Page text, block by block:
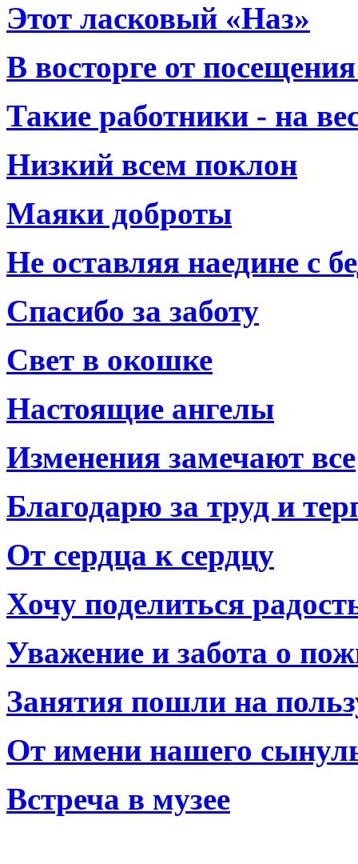
Этот ласковый «Наз»
В восторге от
Такие работники - на
Низкий всем поклон
Маяки доброты
Не оставляя наедине с
Спасибо за заботу
Свет в окошке
Настоящие ангелы
Изменения замечают все
Благодарю за труд и
От сердца к сердцу
Хочу поделиться
Уважение и забота о
Занятия пошли на
От имени нашего
Встреча в музее